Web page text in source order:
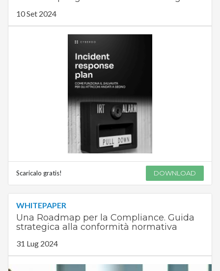
10 Set 2024
Scaricalo gratis! DOWNLOAD
WHITEPAPER
Una Roadmap per la Compliance. Guida
strategica alla conformità normativa
31 Lug 2024